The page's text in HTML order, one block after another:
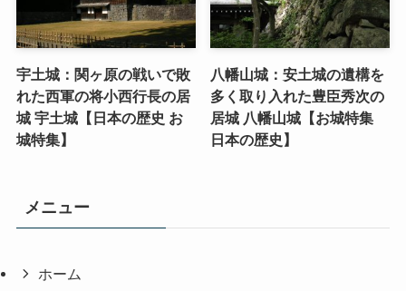
宇土城：関ヶ原の戦いで敗
れた西軍の将小西行長の居
城 宇土城【日本の歴史 お
城特集】
八幡山城：安土城の遺構を
多く取り入れた豊臣秀次の
居城 八幡山城【お城特集
日本の歴史】
メニュー
ホーム